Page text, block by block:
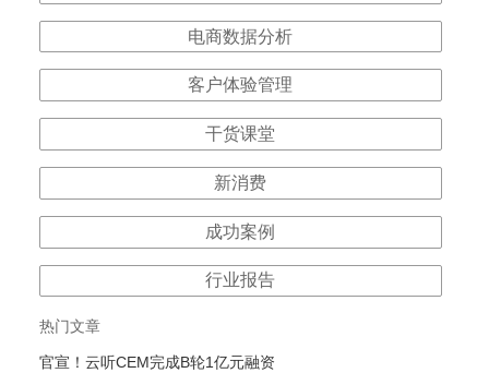
电商数据分析
客户体验管理
干货课堂
新消费
成功案例
行业报告
热门文章
官宣！云听CEM完成B轮1亿元融资